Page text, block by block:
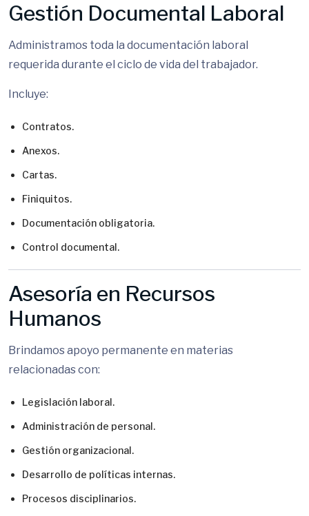
Gestión Documental Laboral
Administramos toda la documentación laboral
requerida durante el ciclo de vida del trabajador.
Incluye:
Contratos.
Anexos.
Cartas.
Finiquitos.
Documentación obligatoria.
Control documental.
Asesoría en Recursos
Humanos
Brindamos apoyo permanente en materias
relacionadas con:
Legislación laboral.
Administración de personal.
Gestión organizacional.
Desarrollo de políticas internas.
Procesos disciplinarios.